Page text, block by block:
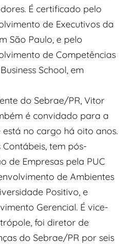
É certificado pelo
de Executivos da
São Paulo, e pelo
de Competências
School, em
do Sebrae/PR, Vitor
é convidado para a
está no cargo há oito anos.
tem pós-
de Empresas pela PUC
de Ambientes
Positivo, e
Gerencial. É vice-
foi diretor de
do Sebrae/PR por seis